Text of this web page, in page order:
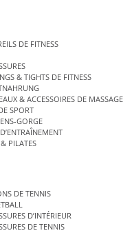
DE FITNESS
& TIGHTS DE FITNESS
& ACCESSOIRES DE MASSAGE
SPORT
GORGE
PILATES
DE TENNIS
D’INTÉRIEUR
DE TENNIS